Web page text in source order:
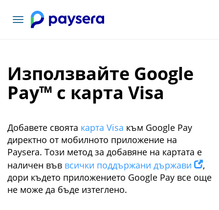
Включване
Използвайте Google
Pay™ с карта Visa
Добавете своята карта Visa към Google Pay
директно от мобилното приложение на
Paysera. Този метод за добавяне на картата е
наличен във всички поддържани държави
,
дори където приложението Google Pay все още
не може да бъде изтеглено.